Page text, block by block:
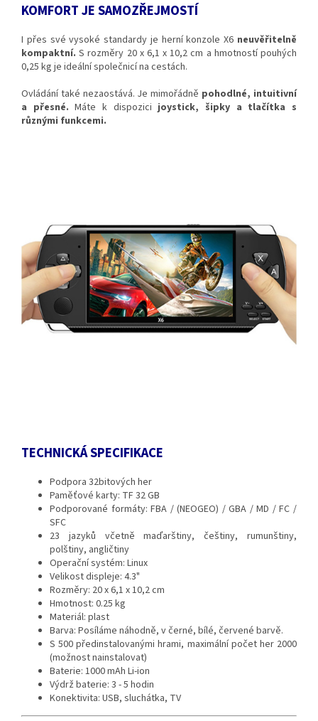
KOMFORT JE SAMOZŘEJMOSTÍ
I přes své vysoké standardy je herní konzole X6 neuvěřitelně
kompaktní. S rozměry 20 x 6,1 x 10,2 cm a hmotností pouhých
0,25 kg je ideální společnicí na cestách.
Ovládání také nezaostává. Je mimořádně pohodlné, intuitivní
a přesné. Máte k dispozicijoystick, šipky a tlačítka s
různými funkcemi.
TECHNICKÁ SPECIFIKACE
Podpora 32bitových her
Paměťové karty: TF 32 GB
Podporované formáty: FBA / (NEOGEO) / GBA / MD / FC /
SFC
23 jazyků včetně maďarštiny, češtiny, rumunštiny,
polštiny, angličtiny
Operační systém: Linux
Velikost displeje: 4.3"
Rozměry: 20 x 6,1 x 10,2 cm
Hmotnost: 0.25 kg
Materiál: plast
Barva: Posíláme náhodně, v černé, bílé, červené barvě.
S 500 předinstalovanými hrami, maximální počet her 2000
(možnost nainstalovat)
Baterie: 1000 mAh Li-ion
Výdrž baterie: 3 - 5 hodin
Konektivita: USB, sluchátka, TV